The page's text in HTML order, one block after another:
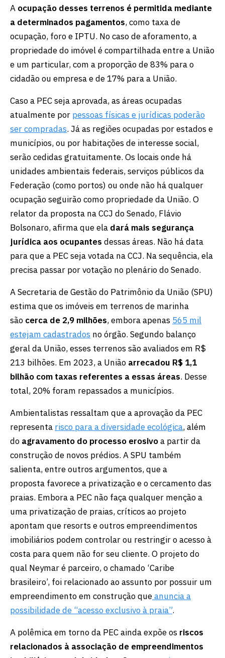
A ocupação desses terrenos é permitida mediante
a determinados pagamentos, como taxa de
ocupação, foro e IPTU. No caso de aforamento, a
propriedade do imóvel é compartilhada entre a União
e um particular, com a proporção de 83% para o
cidadão ou empresa e de 17% para a União.
Caso a PEC seja aprovada, as áreas ocupadas
atualmente por pessoas físicas e jurídicas poderão
ser compradas. Já as regiões ocupadas por estados e
municípios, ou por habitações de interesse social,
serão cedidas gratuitamente. Os locais onde há
unidades ambientais federais, serviços públicos da
Federação (como portos) ou onde não há qualquer
ocupação seguirão como propriedade da União. O
relator da proposta na CCJ do Senado, Flávio
Bolsonaro, afirma que ela dará mais segurança
jurídica aos ocupantes dessas áreas. Não há data
para que a PEC seja votada na CCJ. Na sequência, ela
precisa passar por votação no plenário do Senado.
A Secretaria de Gestão do Patrimônio da União (SPU)
estima que os imóveis em terrenos de marinha
são cerca de 2,9 milhões, embora apenas 565 mil
estejam cadastrados no órgão. Segundo balanço
geral da União, esses terrenos são avaliados em R$
213 bilhões. Em 2023, a União arrecadou R$ 1,1
bilhão com taxas referentes a essas áreas. Desse
total, 20% foram repassados a municípios.
Ambientalistas ressaltam que a aprovação da PEC
representa risco para a diversidade ecológica, além
do agravamento do processo erosivoa partir da
construção de novos prédios. A SPU também
salienta, entre outros argumentos, que a
proposta favorece a privatização e o cercamento das
praias. Embora a PEC não faça qualquer menção a
uma privatização de praias, críticos ao projeto
apontam que resorts e outros empreendimentos
imobiliários podem controlar ou restringir o acesso à
costa para quem não for seu cliente. O projeto do
qual Neymar é parceiro, o chamado ‘Caribe
brasileiro’, foi relacionado ao assunto por possuir um
empreendimento em construção queanuncia a
possibilidade de “acesso exclusivo à praia”.
A polêmica em torno da PEC ainda expõe os riscos
relacionados à associação de empreendimentos